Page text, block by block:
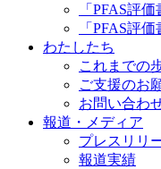
「PFAS評
「PFAS評
わたしたち
これまでの
ご⽀援のお
お問い合わ
報道・メディア
プレスリリ
報道実績